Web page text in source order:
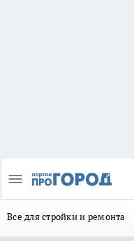
Все для стройки и ремонта